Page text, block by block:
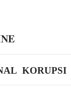
KORUPSI